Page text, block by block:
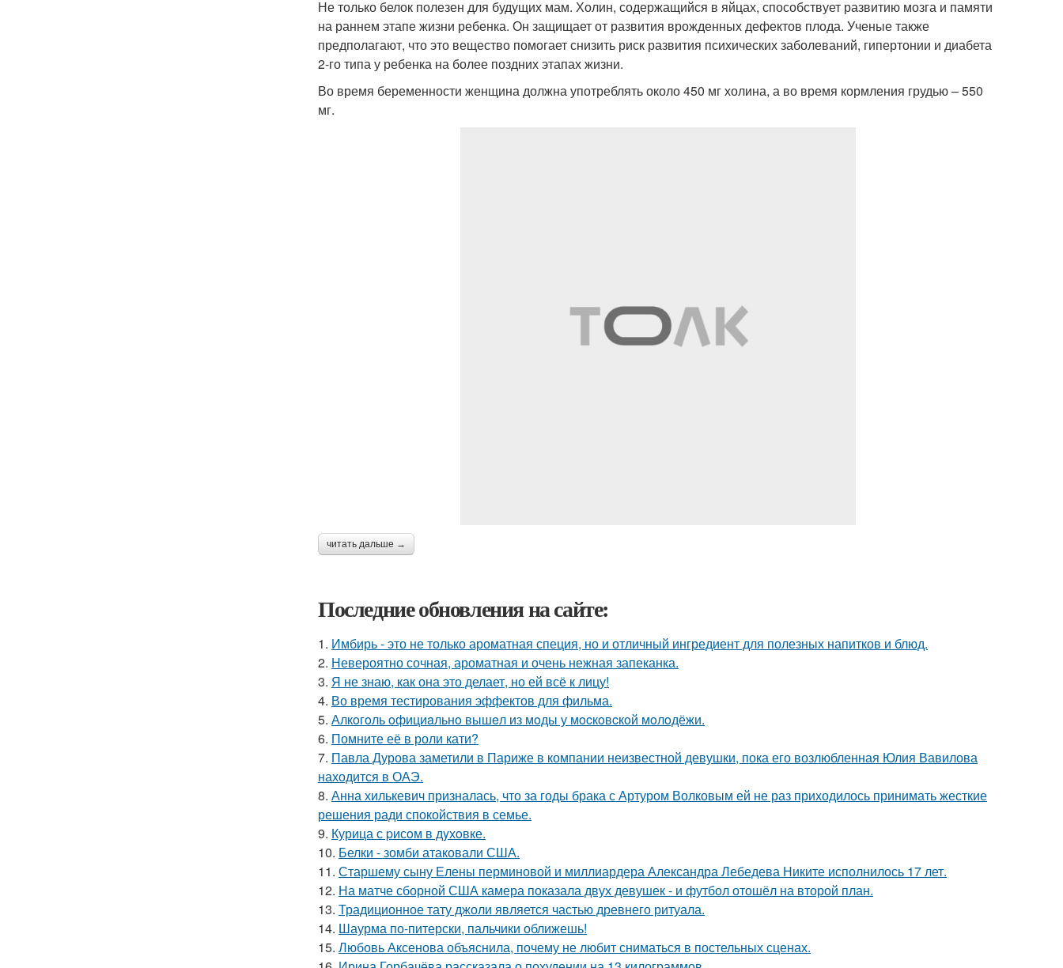
Не только белок полезен для будущих мам. Холин, содержащийся в яйцах, способствует развитию мозга и памяти
на раннем этапе жизни ребенка. Он защищает от развития врожденных дефектов плода. Ученые также
предполагают, что это вещество помогает снизить риск развития психических заболеваний, гипертонии и диабета
2-го типа у ребенка на более поздних этапах жизни.
Во время беременности женщина должна употреблять около 450 мг холина, а во время кормления грудью – 550
мг.
читать дальше →
Последние обновления на сайте:
1. Имбирь - это не только ароматная специя, но и отличный ингредиент для полезных напитков и блюд.
2. Невероятно сочная, ароматная и очень нежная запеканка.
3. Я не знаю, как она это делает, но ей всё к лицу!
4. Во время тестирования эффектов для фильма.
5. Алкoгoль oфициaльнo вышeл из мoды у мocкoвcкoй мoлoдёжи.
6. Помните её в роли кати?
7. Павла Дурова заметили в Париже в компании неизвестной девушки, пока его возлюбленная Юлия Вавилова
находится в ОАЭ.
8. Анна хилькевич призналась, что за годы брака с Артуром Волковым ей не раз приходилось принимать жесткие
решения ради спокойствия в семье.
9. Курица с pисoм в дyхoвке.
10. Белки - зомби атаковали США.
11. Старшему сыну Елены перминовой и миллиардера Александра Лебедева Никите исполнилось 17 лет.
12. На матче сборной США камера показала двух девушек - и футбол отошёл на второй план.
13. Традиционное тату джоли является частью древнего ритуала.
14. Шаурма по-питерски, пальчики оближешь!
15. Любовь Аксенова объяснила, почему не любит сниматься в постельных сценах.